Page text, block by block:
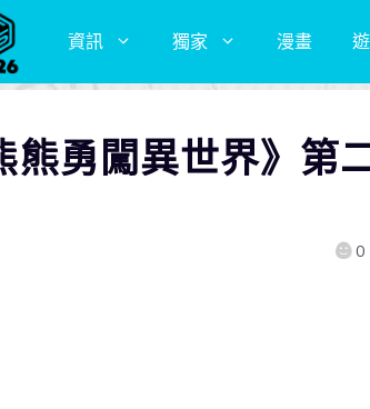
資訊 獨家 漫畫
熊勇闖異世界》第
0